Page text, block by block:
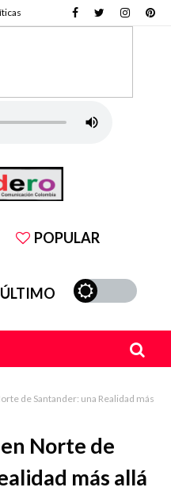
POPULAR
de Santander: una Realidad más
Norte de
más allá